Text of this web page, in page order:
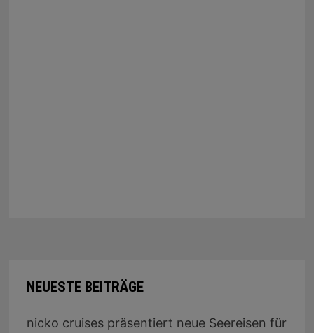
NEUESTE BEITRÄGE
nicko cruises präsentiert neue Seereisen für